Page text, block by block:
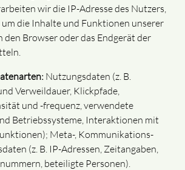
wir die IP-Adresse des Nutzers,
die Inhalte und Funktionen unserer
den Browser oder das Endgerät der
Nutzungsdaten (z. B.
Verweildauer, Klickpfade,
und -frequenz, verwendete
Betriebssysteme, Interaktionen mit
Meta-, Kommunikations-
(z. B. IP-Adressen, Zeitangaben,
beteiligte Personen).